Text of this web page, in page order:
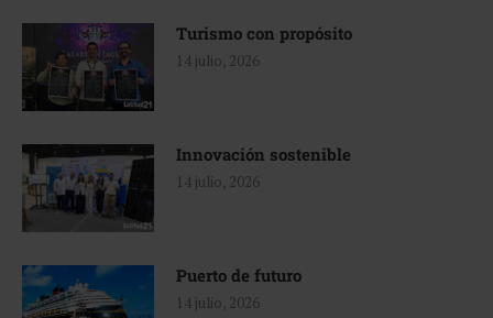
Turismo con propósito
14 julio, 2026
Innovación sostenible
14 julio, 2026
Puerto de futuro
14 julio, 2026